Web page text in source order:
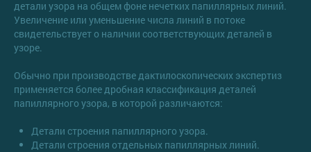
детали узора на общем фоне нечетких папиллярных линий.
Увеличение или уменьшение числа линий в потоке
свидетельствует о наличии соответствующих деталей в
узоре.
Обычно при производстве дактилоскопических экспертиз
применяется более дробная классификация деталей
папиллярного узора, в которой различаются:
Детали строения папиллярного узора.
Детали строения отдельных папиллярных линий.